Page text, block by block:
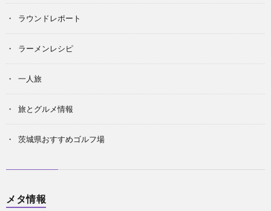
ラウンドレポート
ラーメンレシピ
一人旅
旅とグルメ情報
茨城県おすすめゴルフ場
メタ情報